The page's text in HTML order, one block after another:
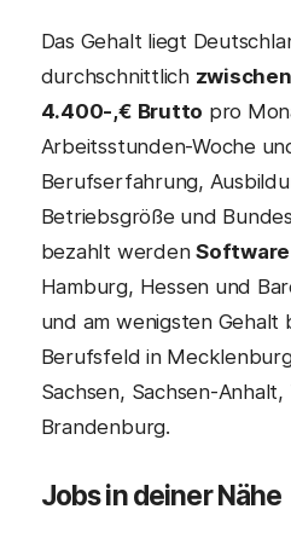
Das Gehalt liegt
durchschnittlich
4.400-,€ Brutto pro
Arbeitsstunden-Woche
Berufserfahrung,
Betriebsgröße und
bezahlt werden
Hamburg, Hessen und
und am wenigsten Gehalt
Berufsfeld in
Sachsen, Sachsen-
Brandenburg.
Jobs in deiner Nähe